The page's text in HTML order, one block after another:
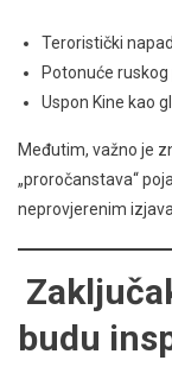
Teroristički
Potonuće
Uspon Kine kao
Međutim, važno je
„proročanstava“
neprovjerenim
budu